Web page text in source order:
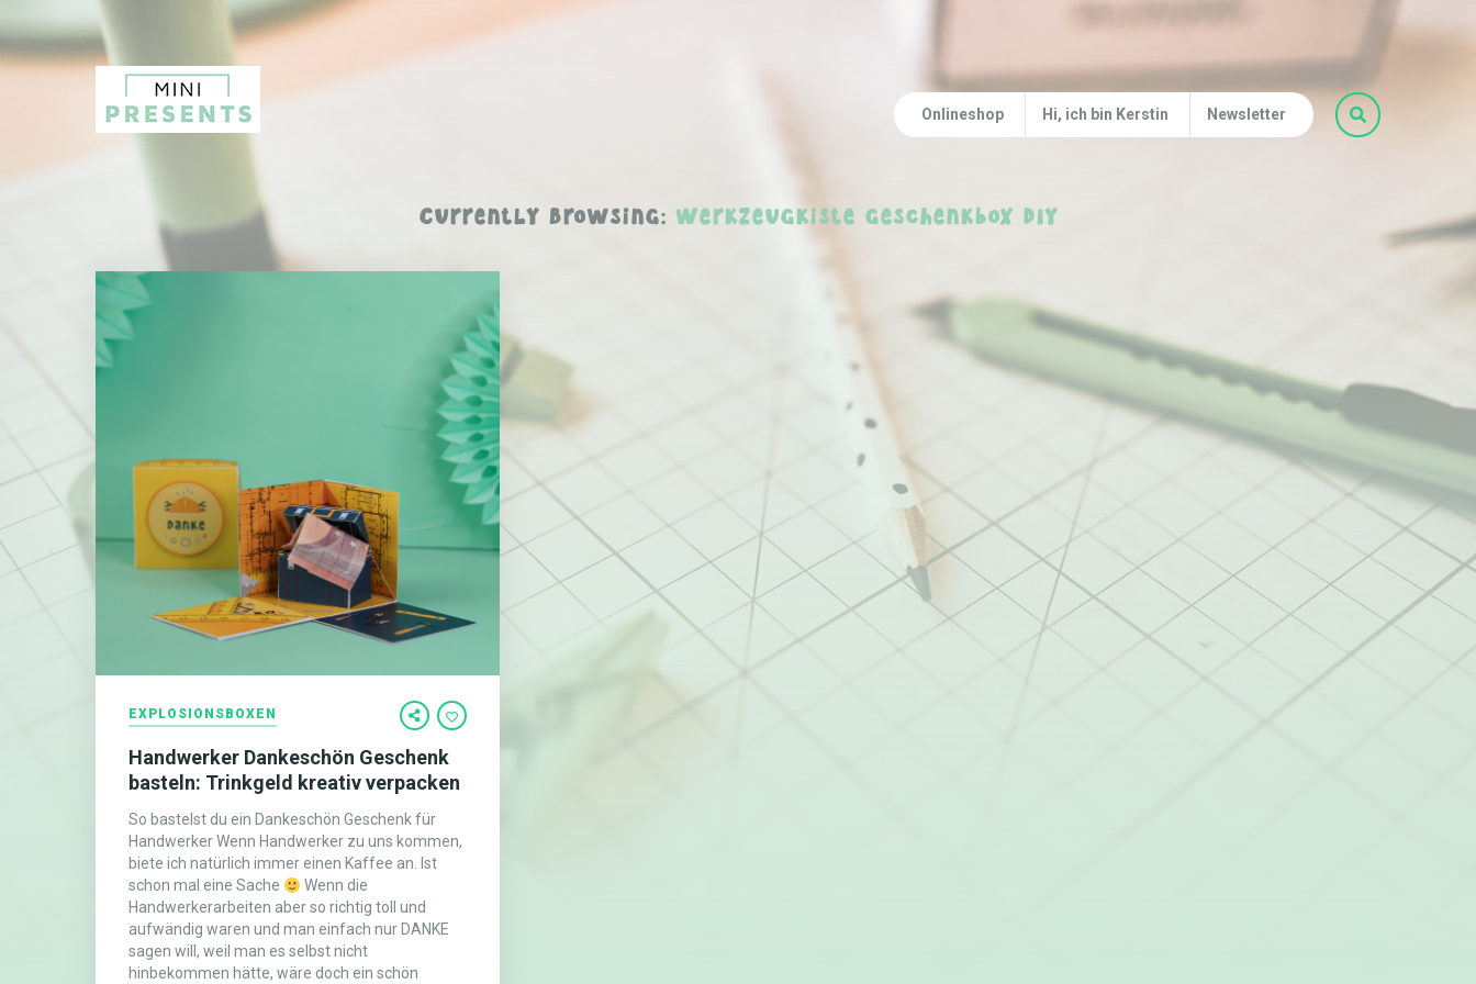
Onlineshop Hi, ich bin Kerstin Newsletter
Currently Browsing: Werkzeugkiste Geschenkbox DIY
EXPLOSIONSBOXEN
Handwerker Dankeschön Geschenk
basteln: Trinkgeld kreativ verpacken
So bastelst du ein Dankeschön Geschenk für
Handwerker Wenn Handwerker zu uns kommen,
biete ich natürlich immer einen Kaffee an. Ist
schon mal eine Sache
Wenn die
Handwerkerarbeiten aber so richtig toll und
aufwändig waren und man einfach nur DANKE
sagen will, weil man es selbst nicht
hinbekommen hätte, wäre doch ein schön